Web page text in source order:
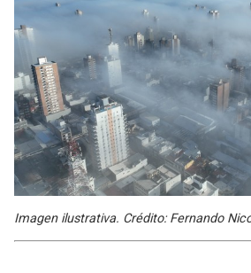
Imagen ilustrativa. Crédito: Fernando